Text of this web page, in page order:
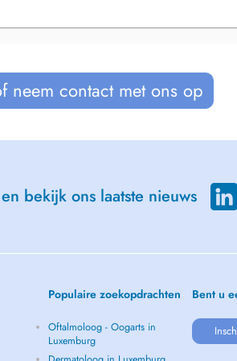
neem contact met ons op
bekijk ons laatste nieuws
Populaire zoekopdrachten
Oftalmoloog - Oogarts in
Luxemburg
Bent u